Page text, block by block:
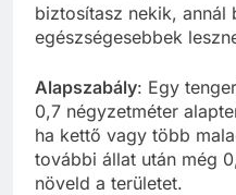
biztosítasz nekik, annál
egészségesebbek
Alapszabály: Egy
0,7 négyzetméter
ha kettő vagy több
további állat után még
növeld a területet.